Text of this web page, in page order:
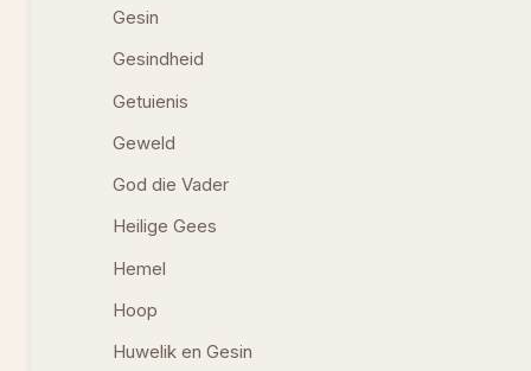
Gesin
Gesindheid
Getuienis
Geweld
God die Vader
Heilige Gees
Hemel
Hoop
Huwelik en Gesin